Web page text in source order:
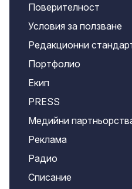
Поверителност
Условия за ползване
Редакционни
Портфолио
Екип
PRESS
Медийни
Реклама
Радио
Списание